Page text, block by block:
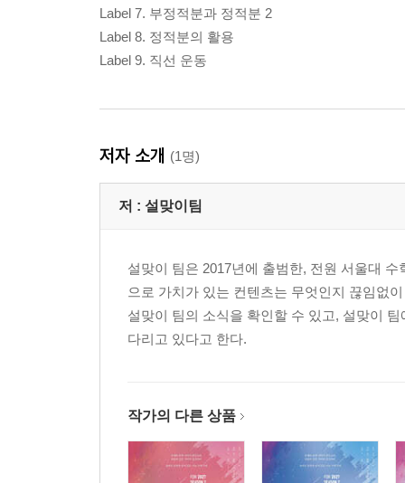
Label 7. 부정적분과 정적분 2
Label 8. 정적분의 활용
Label 9. 직선 운동
저자 소개 (1명)
저 : 설맞이팀
설맞이 팀은 2017년에 출범한, 전원 서울대
으로 가치가 있는 컨텐츠는 무엇인지 끊임없
설맞이 팀의 소식을 확인할 수 있고, 설맞이
다리고 있다고 한다.
작가의 다른 상품